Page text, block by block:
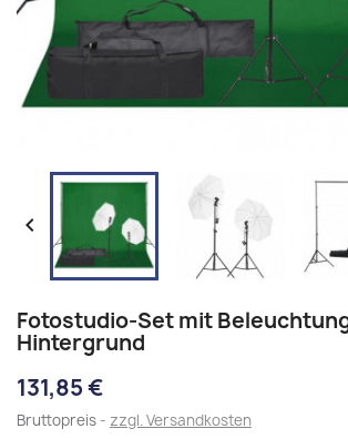

Fotostudio-Set mit
Hintergrund
131,85 €
Bruttopreis zzgl. Versandkosten